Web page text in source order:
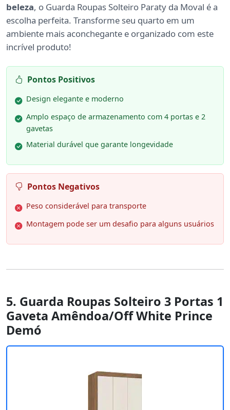
beleza, o Guarda Roupas Solteiro Paraty da Moval é a
escolha perfeita. Transforme seu quarto em um
ambiente mais aconchegante e organizado com este
incrível produto!
Pontos Positivos
Design elegante e moderno
Amplo espaço de armazenamento com 4 portas e 2
gavetas
Material durável que garante longevidade
Pontos Negativos
Peso considerável para transporte
Montagem pode ser um desafio para alguns usuários
5. Guarda Roupas Solteiro 3 Portas 1
Gaveta Amêndoa/Off White Prince
Demó